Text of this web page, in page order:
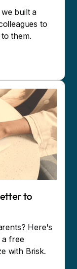
built a
to
them.
to
Here's
a free
with Brisk.